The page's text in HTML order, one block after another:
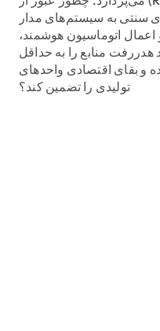
سنتی به سیستم‌های مدار
اعمال اتوماسیون هوشمند،
هدررفت منابع را به حداقل
و بقای اقتصادی واحدهای
تولیدی را تضمین کند؟